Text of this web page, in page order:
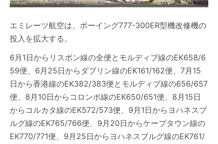
エミレーツ航空は、ボーイング777-300ER型機改修機の
投入を拡大する。
6月1日からリスボン線の全便とモルディブ線のEK658/6
59便、6月25日からダブリン線のEK161/162便、7月15
日から香港線のEK382/383便とモルディブ線の656/657
便、8月10日からコロンボ線のEK650/651便、8月15日
からコルカタ線のEK572/573便、9月1日からヨハネスブ
ルグ線のEK765/766便、9月20日からケープタウン線の
EK770/771便、9月25日からヨハネスブルグ線のEK761/